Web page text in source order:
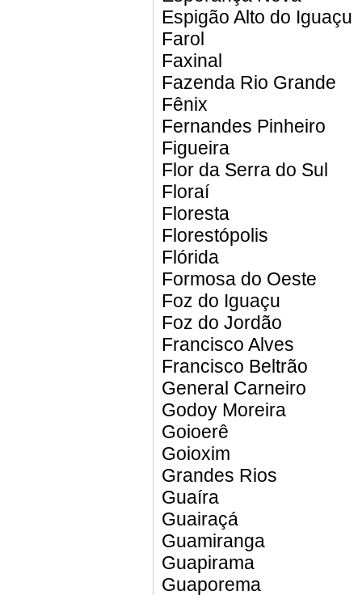
Espigão Alto do Iguaçu
Farol
Faxinal
Fazenda Rio Grande
Fênix
Fernandes Pinheiro
Figueira
Flor da Serra do Sul
Floraí
Floresta
Florestópolis
Flórida
Formosa do Oeste
Foz do Iguaçu
Foz do Jordão
Francisco Alves
Francisco Beltrão
General Carneiro
Godoy Moreira
Goioerê
Goioxim
Grandes Rios
Guaíra
Guairaçá
Guamiranga
Guapirama
Guaporema